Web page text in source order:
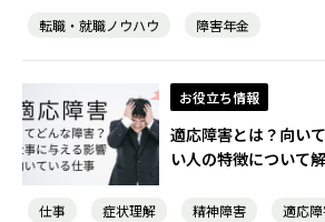
転職・就職ノウハウ
障害年金
お役立ち情報
適応障害とは？向い
い人の特徴について
仕事 症状理解 精神障害 適応